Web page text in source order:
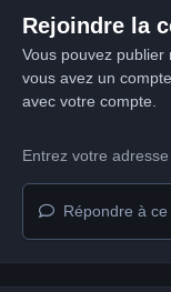
Rejoindre la
Vous pouvez
vous avez un compte,
avec votre compte.
Répondre à ce